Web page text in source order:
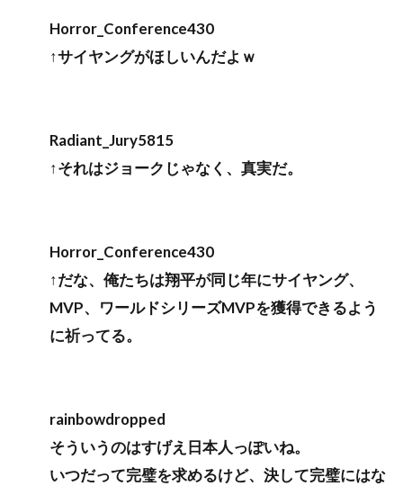
Horror_Conference430
↑サイヤングがほしいんだよｗ
Radiant_Jury5815
↑それはジョークじゃなく、真実だ。
Horror_Conference430
↑だな、俺たちは翔平が同じ年にサイヤング、
MVP、ワールドシリーズMVPを獲得できるよう
に祈ってる。
rainbowdropped
そういうのはすげえ日本人っぽいね。
いつだって完璧を求めるけど、決して完璧にはな